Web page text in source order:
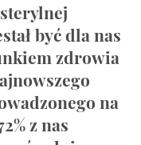
być dla nas
zdrowia
na
z nas